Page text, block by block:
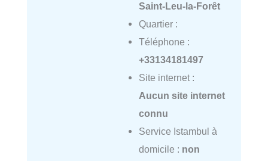
Saint-Leu-la-Forêt
Quartier :
Téléphone :
+33134181497
Site internet :
Aucun site internet
connu
Service Istambul à
domicile : non